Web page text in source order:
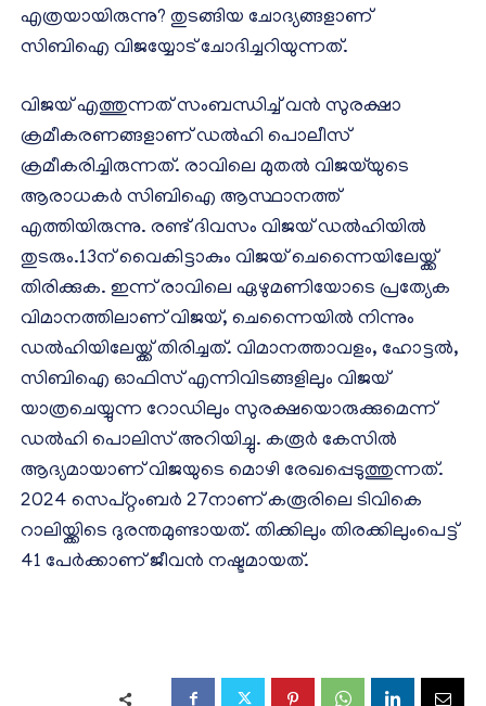
എത്രയായിരുന്നു? തുടങ്ങിയ ചോദ്യങ്ങളാണ്
സിബിഐ വിജയ്യോട് ചോദിച്ചറിയുന്നത്.
വിജയ് എത്തുന്നത് സംബന്ധിച്ച് വൻ സുരക്ഷാ
ക്രമീകരണങ്ങളാണ് ഡൽഹി പൊലീസ്
ക്രമീകരിച്ചിരുന്നത്. രാവിലെ മുതൽ വിജയ്‌യുടെ
ആരാധകർ സിബിഐ ആസ്ഥാനത്ത്
എത്തിയിരുന്നു. രണ്ട് ദിവസം വിജയ് ഡൽഹിയിൽ
തുടരും.13ന് വൈകിട്ടാകും വിജയ് ചെന്നൈയിലേയ്ക്ക്
തിരിക്കുക. ഇന്ന് രാവിലെ ഏഴുമണിയോടെ പ്രത്യേക
വിമാനത്തിലാണ് വിജയ്, ചെന്നൈയിൽ നിന്നും
ഡൽഹിയിലേയ്ക്ക് തിരിച്ചത്. വിമാനത്താവളം, ഹോട്ടൽ,
സിബിഐ ഓഫിസ് എന്നിവിടങ്ങളിലും വിജയ്
യാത്രചെയ്യുന്ന റോഡിലും സുരക്ഷയൊരുക്കുമെന്ന്
ഡൽഹി പൊലിസ് അറിയിച്ചു. കരൂർ കേസിൽ
ആദ്യമായാണ് വിജയുടെ മൊഴി രേഖപ്പെടുത്തുന്നത്.
2024 സെപ്റ്റംബർ 27നാണ് കരൂരിലെ ടിവികെ
റാലിയ്ക്കിടെ ദുരന്തമുണ്ടായത്. തിക്കിലും തിരക്കിലുംപെട്ട്
41 പേർക്കാണ് ജീവൻ നഷ്ടമായത്.